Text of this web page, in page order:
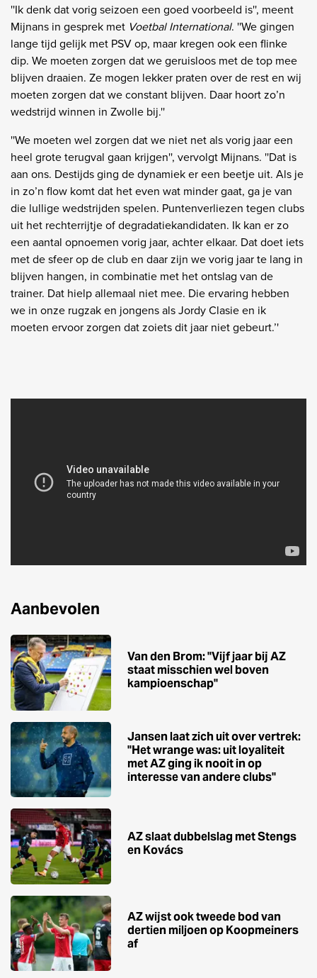
''Ik denk dat vorig seizoen een goed voorbeeld is'', meent
Mijnans in gesprek met Voetbal International. ''We gingen
lange tijd gelijk met PSV op, maar kregen ook een flinke
dip. We moeten zorgen dat we geruisloos met de top mee
blijven draaien. Ze mogen lekker praten over de rest en wij
moeten zorgen dat we constant blijven. Daar hoort zo’n
wedstrijd winnen in Zwolle bij.''
''We moeten wel zorgen dat we niet net als vorig jaar een
heel grote terugval gaan krijgen'', vervolgt Mijnans. ''Dat is
aan ons. Destijds ging de dynamiek er een beetje uit. Als je
in zo’n flow komt dat het even wat minder gaat, ga je van
die lullige wedstrijden spelen. Puntenverliezen tegen clubs
uit het rechterrijtje of degradatiekandidaten. Ik kan er zo
een aantal opnoemen vorig jaar, achter elkaar. Dat doet iets
met de sfeer op de club en daar zijn we vorig jaar te lang in
blijven hangen, in combinatie met het ontslag van de
trainer. Dat hielp allemaal niet mee. Die ervaring hebben
we in onze rugzak en jongens als Jordy Clasie en ik
moeten ervoor zorgen dat zoiets dit jaar niet gebeurt.’'
Aanbevolen
Van den Brom: ''Vijf jaar bij AZ
staat misschien wel boven
kampioenschap''
Jansen laat zich uit over vertrek:
''Het wrange was: uit loyaliteit
met AZ ging ik nooit in op
interesse van andere clubs''
AZ slaat dubbelslag met Stengs
en Kovács
AZ wijst ook tweede bod van
dertien miljoen op Koopmeiners
af